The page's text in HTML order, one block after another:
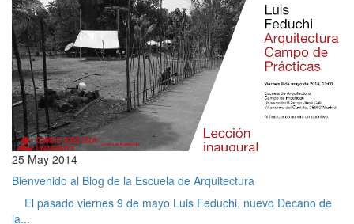
25 May 2014
Bienvenido al Blog de la Escuela de Arquitectura
El pasado viernes 9 de mayo Luis Feduchi, nuevo Decano de
la...